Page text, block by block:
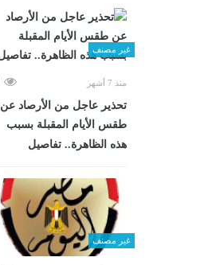
غير مصنف
منذ 7 أشهر
تحذير عاجل من الأرصاد عن
طقس الأيام المقبلة بسبب
هذه الظاهرة.. تفاصيل
غير مصنف